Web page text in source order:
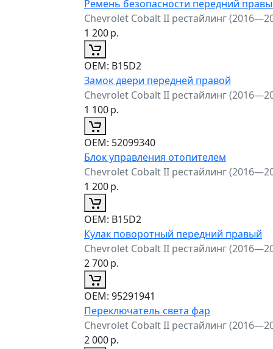
Ремень безопасности передний
Chevrolet Cobalt II рестайлинг
1 200р.
ОЕМ: B15D2
Замок двери передней правой
Chevrolet Cobalt II рестайлинг
1 100р.
ОЕМ: 52099340
Блок управления отопителем
Chevrolet Cobalt II рестайлинг
1 200р.
ОЕМ: B15D2
Кулак поворотный передний правый
Chevrolet Cobalt II рестайлинг
2 700р.
ОЕМ: 95291941
Переключатель света фар
Chevrolet Cobalt II рестайлинг
2 000р.